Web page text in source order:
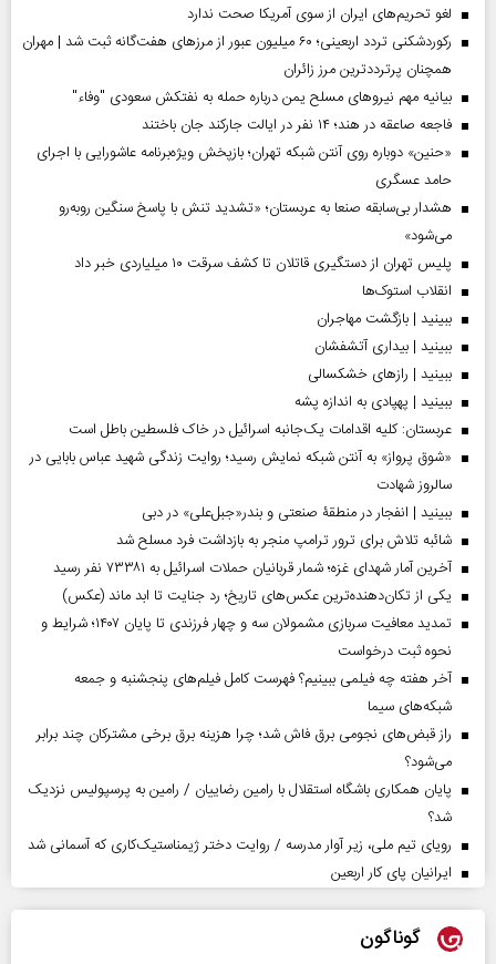
لغو تحریم‌های ایران از سوی آمریکا صحت ندارد
رکوردشکنی تردد اربعینی؛ ۶۰ میلیون عبور از مرزهای هفت‌گانه ثبت شد | مهران
همچنان پرترددترین مرز زائران
بیانیه مهم نیروهای مسلح یمن درباره حمله به نفتکش سعودی "وفاء"
فاجعه صاعقه در هند؛ ۱۴ نفر در ایالت جارکند جان باختند
«حنین» دوباره روی آنتن شبکه تهران؛ بازپخش ویژه‌برنامه عاشورایی با اجرای
حامد عسگری
هشدار بی‌سابقه صنعا به عربستان؛ «تشدید تنش با پاسخ سنگین روبه‌رو
می‌شود»
پلیس تهران از دستگیری قاتلان تا کشف سرقت ۱۰ میلیاردی خبر داد
انقلاب استوک‌ها
ببینید | بازگشت مهاجران
ببینید | بیداری آتشفشان
ببینید | رازهای خشکسالی
ببینید | پهپادی به اندازه پشه
عربستان: کلیه اقدامات یک‌جانبه اسرائیل در خاک فلسطین باطل است
«شوق پرواز» به آنتن شبکه نمایش رسید؛ روایت زندگی شهید عباس بابایی در
سالروز شهادت
ببینید | انفجار در منطقۀ صنعتی و بندر«جبل‌علی» در دبی
شائبه تلاش برای ترور ترامپ منجر به بازداشت فرد مسلح شد
آخرین آمار شهدای غزه؛ شمار قربانیان حملات اسرائیل به ۷۳۳۸۱ نفر رسید
یکی از تکان‌دهنده‌ترین عکس‌های تاریخ؛ رد جنایت تا ابد ماند (عکس)
تمدید معافیت سربازی مشمولان سه و چهار فرزندی تا پایان ۱۴۰۷؛ شرایط و
نحوه ثبت درخواست
آخر هفته چه فیلمی ببینیم؟ فهرست کامل فیلم‌های پنجشنبه و جمعه
شبکه‌های سیما
راز قبض‌های نجومی برق فاش شد؛ چرا هزینه برق برخی مشترکان چند برابر
می‌شود؟
پایان همکاری باشگاه استقلال با رامین رضاییان / رامین به پرسپولیس نزدیک
شد؟
رویای تیم ملی، زیر آوار مدرسه / روایت دختر ژیمناستیک‌کاری که آسمانی شد
ایرانیان پای کار اربعین
گوناگون